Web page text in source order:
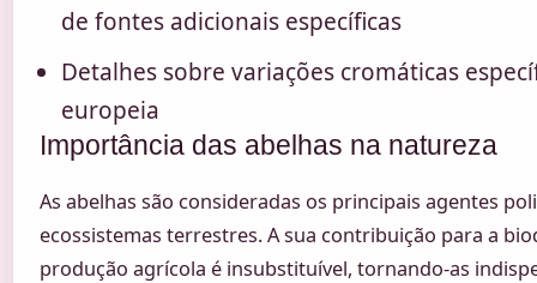
de fontes adicionais específicas
Detalhes sobre variações cromáticas
europeia
Importância das abelhas na natureza
As abelhas são consideradas os principais agentes
ecossistemas terrestres. A sua contribuição para a
produção agrícola é insubstituível, tornando-as